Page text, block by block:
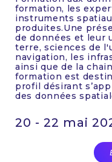
20 - 22 mai
formation, les
instruments
produites.Une
de données et leur
terre, sciences de
navigation, les
ainsi que de la
formation est
profil désirant
des données